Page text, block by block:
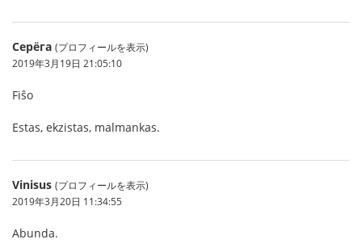
Серёга (プロフィールを表示)
2019年3月19日 21:05:10
Fiŝo
Estas, ekzistas, malmankas.
Vinisus (プロフィールを表示)
2019年3月20日 11:34:55
Abunda.